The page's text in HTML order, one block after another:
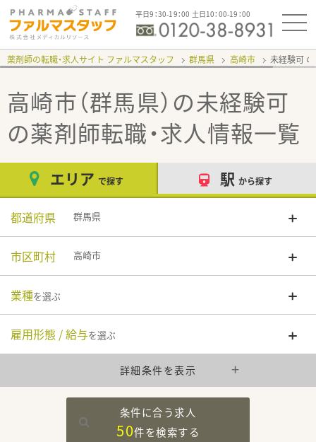
平日9：30-19：00 土日10：00-19：00
薬剤師の転職・求人サイト ファルマスタッフ 群馬県 高崎市 未経験可
高崎市（群馬県）の未経験可
の薬剤師転職・求人情報一覧
エリア で探す 駅 から探す
都道府県 群馬県
市区町村 高崎市
業種を選ぶ
雇用形態 / 給与を選ぶ
詳細条件を表示
条件に合う求人
50件を検索する